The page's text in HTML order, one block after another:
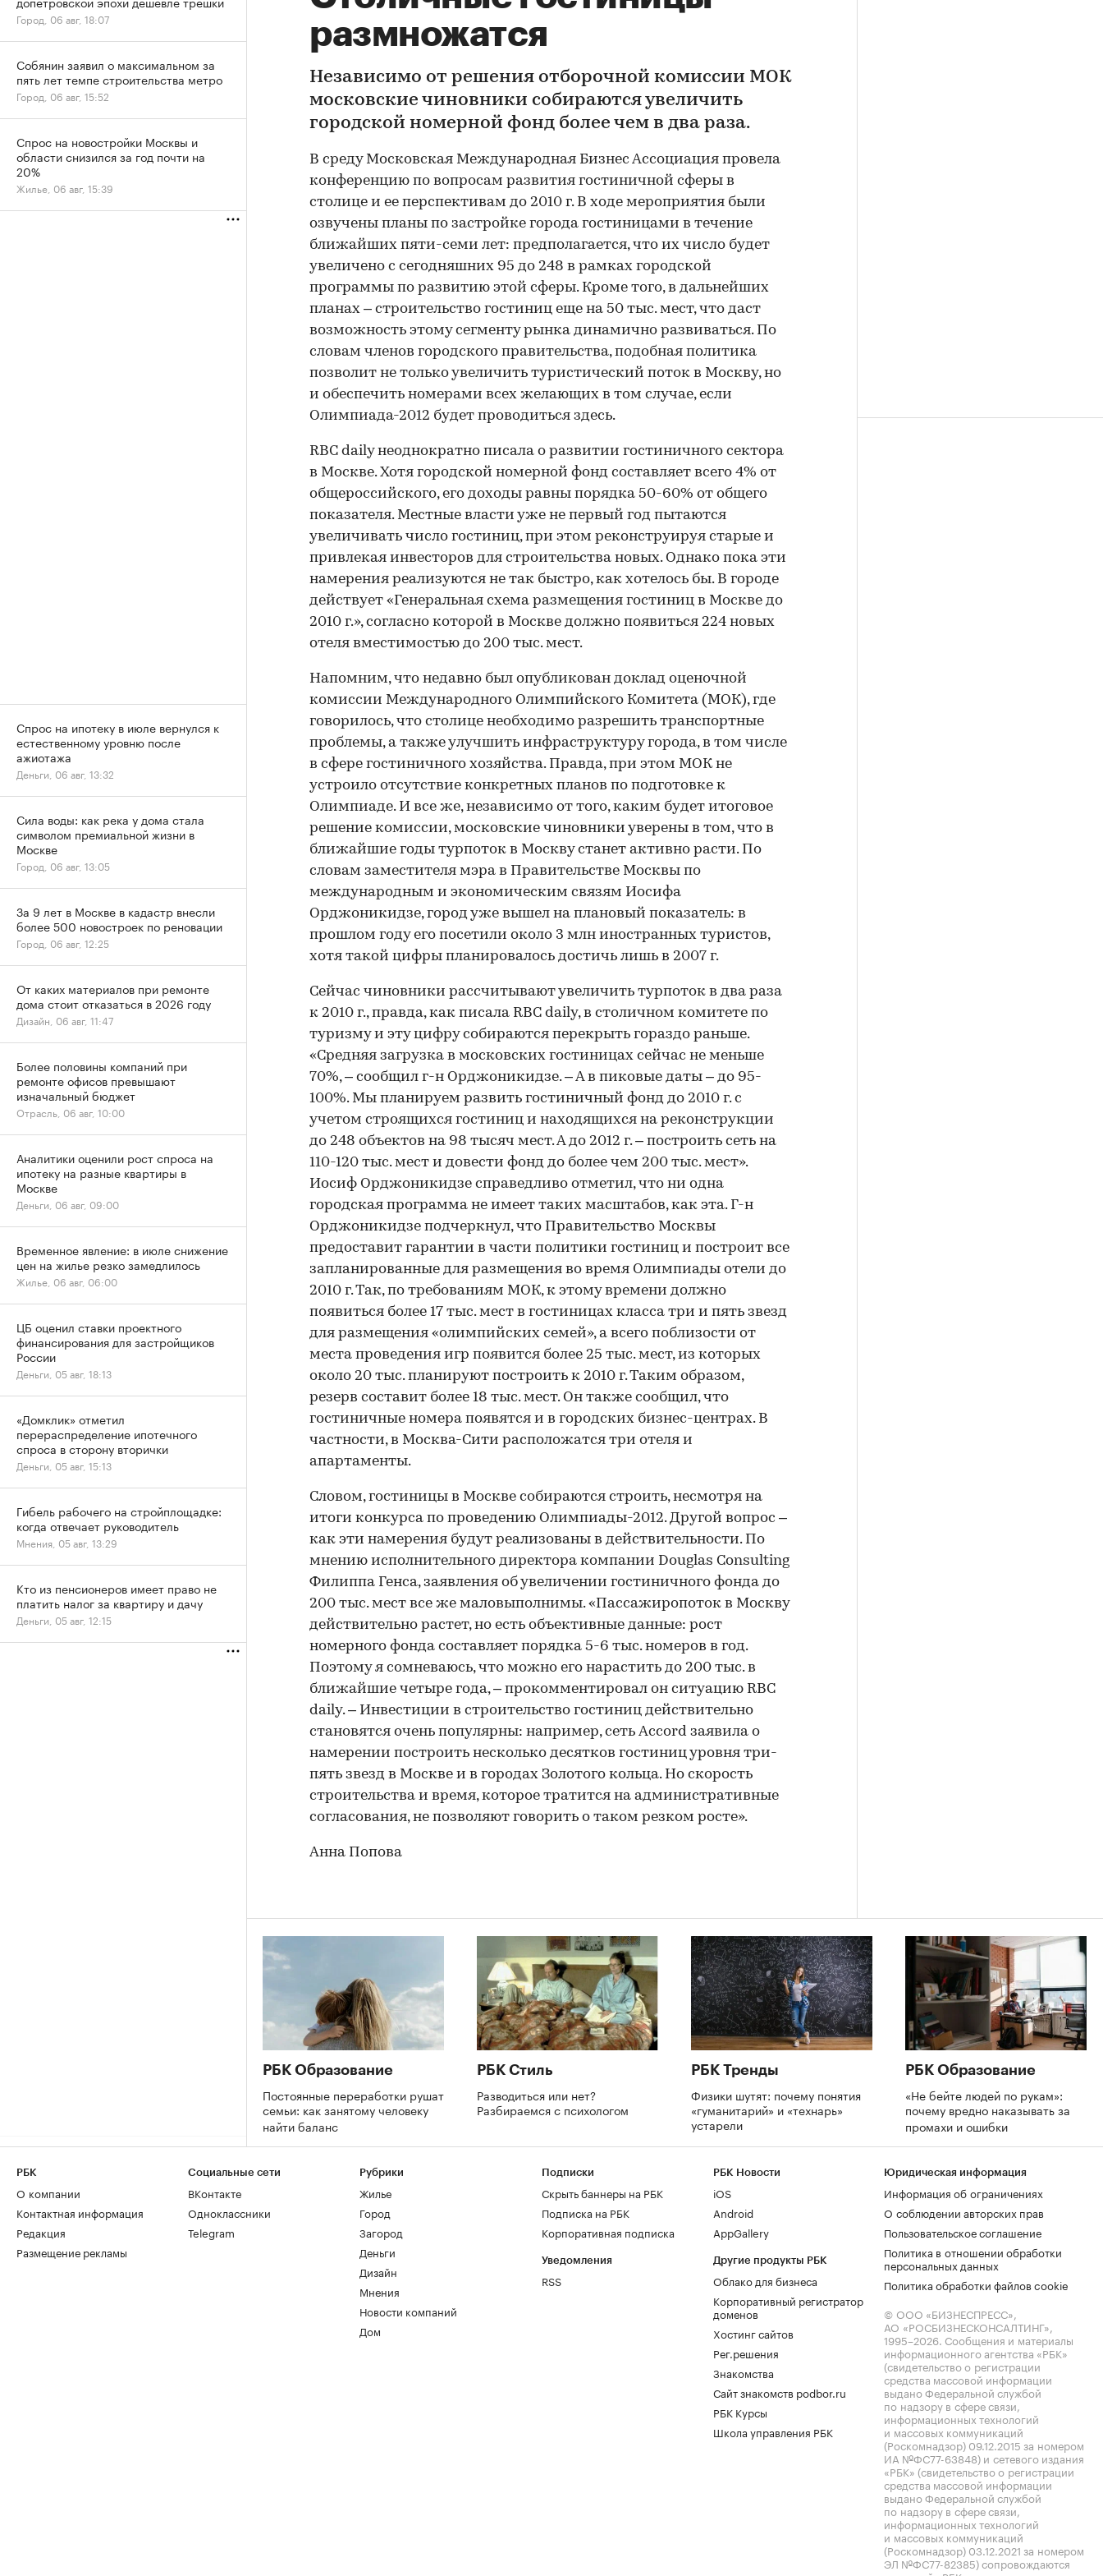
размножатся
Независимо от решения отборочной комиссии МОК
московские чиновники собираются увеличить
городской номерной фонд более чем в два раза.
В среду Московская Международная Бизнес Ассоциация провела
конференцию по вопросам развития гостиничной сферы в
столице и ее перспективам до 2010 г. В ходе мероприятия были
озвучены планы по застройке города гостиницами в течение
ближайших пяти-семи лет: предполагается, что их число будет
увеличено с сегодняшних 95 до 248 в рамках городской
программы по развитию этой сферы. Кроме того, в дальнейших
планах – строительство гостиниц еще на 50 тыс. мест, что даст
возможность этому сегменту рынка динамично развиваться. По
словам членов городского правительства, подобная политика
позволит не только увеличить туристический поток в Москву, но
и обеспечить номерами всех желающих в том случае, если
Олимпиада-2012 будет проводиться здесь.
RBC daily неоднократно писала о развитии гостиничного сектора
в Москве. Хотя городской номерной фонд составляет всего 4% от
общероссийского, его доходы равны порядка 50-60% от общего
показателя. Местные власти уже не первый год пытаются
увеличивать число гостиниц, при этом реконструируя старые и
привлекая инвесторов для строительства новых. Однако пока эти
намерения реализуются не так быстро, как хотелось бы. В городе
действует «Генеральная схема размещения гостиниц в Москве до
2010 г.», согласно которой в Москве должно появиться 224 новых
отеля вместимостью до 200 тыс. мест.
Напомним, что недавно был опубликован доклад оценочной
комиссии Международного Олимпийского Комитета (МОК), где
говорилось, что столице необходимо разрешить транспортные
проблемы, а также улучшить инфраструктуру города, в том числе
в сфере гостиничного хозяйства. Правда, при этом МОК не
устроило отсутствие конкретных планов по подготовке к
Олимпиаде. И все же, независимо от того, каким будет итоговое
решение комиссии, московские чиновники уверены в том, что в
ближайшие годы турпоток в Москву станет активно расти. По
словам заместителя мэра в Правительстве Москвы по
международным и экономическим связям Иосифа
Орджоникидзе, город уже вышел на плановый показатель: в
прошлом году его посетили около 3 млн иностранных туристов,
хотя такой цифры планировалось достичь лишь в 2007 г.
Сейчас чиновники рассчитывают увеличить турпоток в два раза
к 2010 г., правда, как писала RBC daily, в столичном комитете по
туризму и эту цифру собираются перекрыть гораздо раньше.
«Средняя загрузка в московских гостиницах сейчас не меньше
70%, – сообщил г-н Орджоникидзе. – А в пиковые даты – до 95-
100%. Мы планируем развить гостиничный фонд до 2010 г. с
учетом строящихся гостиниц и находящихся на реконструкции
до 248 объектов на 98 тысяч мест. А до 2012 г. – построить сеть на
110-120 тыс. мест и довести фонд до более чем 200 тыс. мест».
Иосиф Орджоникидзе справедливо отметил, что ни одна
городская программа не имеет таких масштабов, как эта. Г-н
Орджоникидзе подчеркнул, что Правительство Москвы
предоставит гарантии в части политики гостиниц и построит все
запланированные для размещения во время Олимпиады отели до
2010 г. Так, по требованиям МОК, к этому времени должно
появиться более 17 тыс. мест в гостиницах класса три и пять звезд
для размещения «олимпийских семей», а всего поблизости от
места проведения игр появится более 25 тыс. мест, из которых
около 20 тыс. планируют построить к 2010 г. Таким образом,
резерв составит более 18 тыс. мест. Он также сообщил, что
гостиничные номера появятся и в городских бизнес-центрах. В
частности, в Москва-Сити расположатся три отеля и
апартаменты.
Словом, гостиницы в Москве собираются строить, несмотря на
итоги конкурса по проведению Олимпиады-2012. Другой вопрос –
как эти намерения будут реализованы в действительности. По
мнению исполнительного директора компании Douglas Consulting
Филиппа Генса, заявления об увеличении гостиничного фонда до
200 тыс. мест все же маловыполнимы. «Пассажиропоток в Москву
действительно растет, но есть объективные данные: рост
номерного фонда составляет порядка 5-6 тыс. номеров в год.
Поэтому я сомневаюсь, что можно его нарастить до 200 тыс. в
ближайшие четыре года, – прокомментировал он ситуацию RBC
daily. – Инвестиции в строительство гостиниц действительно
становятся очень популярны: например, сеть Accord заявила о
намерении построить несколько десятков гостиниц уровня три-
пять звезд в Москве и в городах Золотого кольца. Но скорость
строительства и время, которое тратится на административные
согласования, не позволяют говорить о таком резком росте».
Анна Попова
РБК Образование
Постоянные переработки рушат
семьи: как занятому человеку
найти баланс
РБК Стиль
Разводиться или нет?
Разбираемся с психологом
РБК Тренды
Физики шутят: почему понятия
«гуманитарий» и «технарь»
устарели
РБК Образование
«Не бейте людей по рукам»:
почему вредно наказывать за
промахи и ошибки
Город, 06 авг, 18:07
Собянин заявил о максимальном за
пять лет темпе строительства метро
Город, 06 авг, 15:52
Спрос на новостройки Москвы и
области снизился за год почти на
20%
Жилье, 06 авг, 15:39
Спрос на ипотеку в июле вернулся к
естественному уровню после
ажиотажа
Деньги, 06 авг, 13:32
Сила воды: как река у дома стала
символом премиальной жизни в
Москве
Город, 06 авг, 13:05
За 9 лет в Москве в кадастр внесли
более 500 новостроек по реновации
Город, 06 авг, 12:25
От каких материалов при ремонте
дома стоит отказаться в 2026 году
Дизайн, 06 авг, 11:47
Более половины компаний при
ремонте офисов превышают
изначальный бюджет
Отрасль, 06 авг, 10:00
Аналитики оценили рост спроса на
ипотеку на разные квартиры в
Москве
Деньги, 06 авг, 09:00
Временное явление: в июле снижение
цен на жилье резко замедлилось
Жилье, 06 авг, 06:00
ЦБ оценил ставки проектного
финансирования для застройщиков
России
Деньги, 05 авг, 18:13
«Домклик» отметил
перераспределение ипотечного
спроса в сторону вторички
Деньги, 05 авг, 15:13
Гибель рабочего на стройплощадке:
когда отвечает руководитель
Мнения, 05 авг, 13:29
Кто из пенсионеров имеет право не
платить налог за квартиру и дачу
Деньги, 05 авг, 12:15
РБК
О компании
Контактная информация
Редакция
Размещение рекламы
Социальные сети
ВКонтакте
Одноклассники
Telegram
Рубрики
Жилье
Город
Загород
Деньги
Дизайн
Мнения
Новости компаний
Дом
Подписки
Скрыть баннеры на РБК
Подписка на РБК
Корпоративная подписка
Уведомления
RSS
РБК Новости
iOS
Android
AppGallery
Другие продукты РБК
Облако для бизнеса
Корпоративный регистратор
доменов
Хостинг сайтов
Рег.решения
Знакомства
Сайт знакомств podbor.ru
РБК Курсы
Школа управления РБК
Юридическая информация
Информация об ограничениях
О соблюдении авторских прав
Пользовательское соглашение
Политика в отношении обработки
персональных данных
Политика обработки файлов cookie
© ООО «БИЗНЕСПРЕСС»,
АО «РОСБИЗНЕСКОНСАЛТИНГ»,
1995–2026. Сообщения и материалы
информационного агентства «РБК»
(свидетельство о регистрации
средства массовой информации
выдано Федеральной службой
по надзору в сфере связи,
информационных технологий
и массовых коммуникаций
(Роскомнадзор) 09.12.2015 за номером
ИА №ФС77-63848) и сетевого издания
«РБК» (свидетельство о регистрации
средства массовой информации
выдано Федеральной службой
по надзору в сфере связи,
информационных технологий
и массовых коммуникаций
(Роскомнадзор) 03.12.2021 за номером
ЭЛ №ФС77-82385) сопровождаются